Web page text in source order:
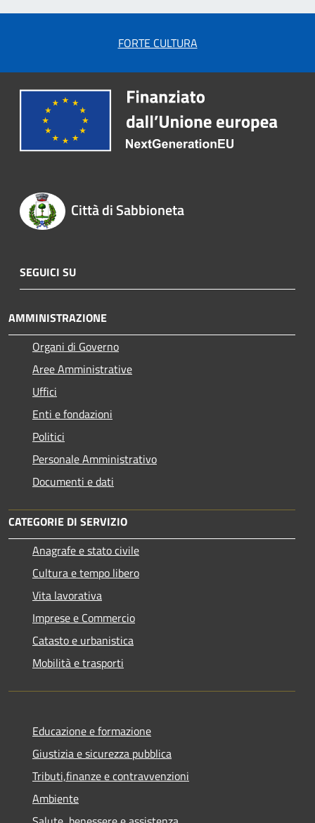
FORTE CULTURA
Città di Sabbioneta
SEGUICI SU
AMMINISTRAZIONE
Organi di Governo
Aree Amministrative
Uffici
Enti e fondazioni
Politici
Personale Amministrativo
Documenti e dati
CATEGORIE DI SERVIZIO
Anagrafe e stato civile
Cultura e tempo libero
Vita lavorativa
Imprese e Commercio
Catasto e urbanistica
Mobilità e trasporti
Educazione e formazione
Giustizia e sicurezza pubblica
Tributi,finanze e contravvenzioni
Ambiente